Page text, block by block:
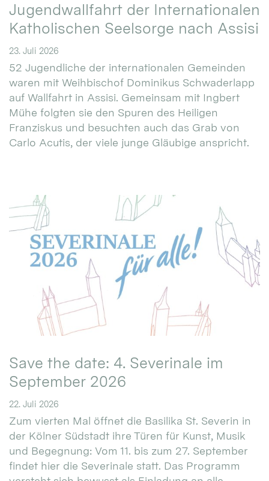
Jugendwallfahrt der Internationalen
Katholischen Seelsorge nach Assisi
23. Juli 2026
52 Jugendliche der internationalen Gemeinden
waren mit Weihbischof Dominikus Schwaderlapp
auf Wallfahrt in Assisi. Gemeinsam mit Ingbert
Mühe folgten sie den Spuren des Heiligen
Franziskus und besuchten auch das Grab von
Carlo Acutis, der viele junge Gläubige anspricht.
Save the date: 4. Severinale im
September 2026
22. Juli 2026
Zum vierten Mal öffnet die Basilika St. Severin in
der Kölner Südstadt ihre Türen für Kunst, Musik
und Begegnung: Vom 11. bis zum 27. September
findet hier die Severinale statt. Das Programm